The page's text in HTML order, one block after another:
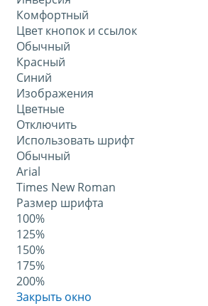
Комфортный
Цвет кнопок и ссылок
Обычный
Красный
Синий
Изображения
Цветные
Отключить
Использовать шрифт
Обычный
Arial
Times New Roman
Размер шрифта
100%
125%
150%
175%
200%
Закрыть окно